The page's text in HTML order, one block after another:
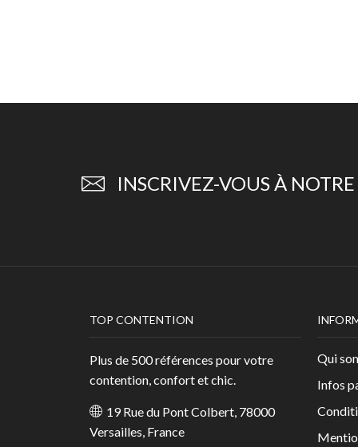
INSCRIVEZ-VOUS À
TOP CONTENTION
Plus de 500 références pour votre
contention, confort et chic.
19 Rue du Pont Colbert, 78000
Versailles, France
Qui
Infos